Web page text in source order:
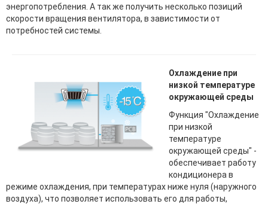
энергопотребления. А так же получить несколько позиций
скорости вращения вентилятора, в завистимости от
потребностей системы.
Охлаждение при
низкой температуре
окружающей среды
Функция "Охлаждение
при низкой
температуре
окружающей среды" -
обеспечивает работу
кондиционера в
режиме охлаждения, при температурах ниже нуля (наружного
воздуха), что позволяет использовать его для работы,